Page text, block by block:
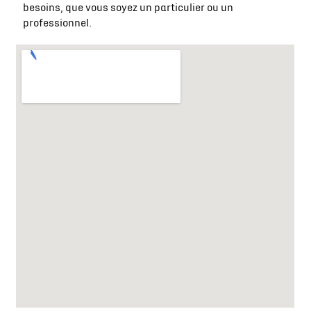
besoins, que vous soyez un particulier ou un
professionnel.